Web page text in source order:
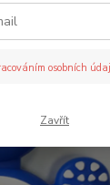
osobních
Zavřít